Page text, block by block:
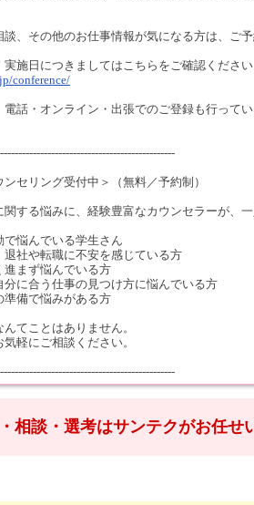
、その他のお仕事情報が気になる方は、ご
施日につきましてはこちらをご確認ください
conference/
電話・オンライン・出張でのご登録も行って
セリング受付中＞（無料／予約制）
する悩みに、経験豊富なカウンセラーが、
悩んでいる学生さん
社や転職に不安を感じている方
まず悩んでいる方
に合う仕事の見つけ方に悩んでいる方
備で悩みがある方
んてことはありません。
軽にご相談ください。
相談・選考はサンテクがお任せ